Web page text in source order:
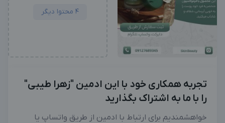
4 محتوا دیگر
تجربه همکاری خود با این ادمین "زهرا طیبی"
را با ما به اشتراک بگذارید
خواهشمندیم برای ارتباط با ادمین از طریق واتساپ یا